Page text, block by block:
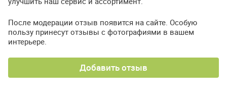
После модерации отзыв появится на сайте. Особую
пользу принесут отзывы с фотографиями в вашем
интерьере.
Добавить отзыв